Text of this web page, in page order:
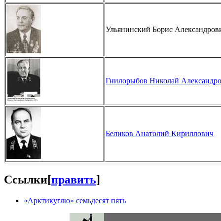
Ульянинский Борис
Гнилорыбов Николай
Беликов Анатолий Кириллович
Ссылки[править]
«Арктикуглю» семьдесят пять